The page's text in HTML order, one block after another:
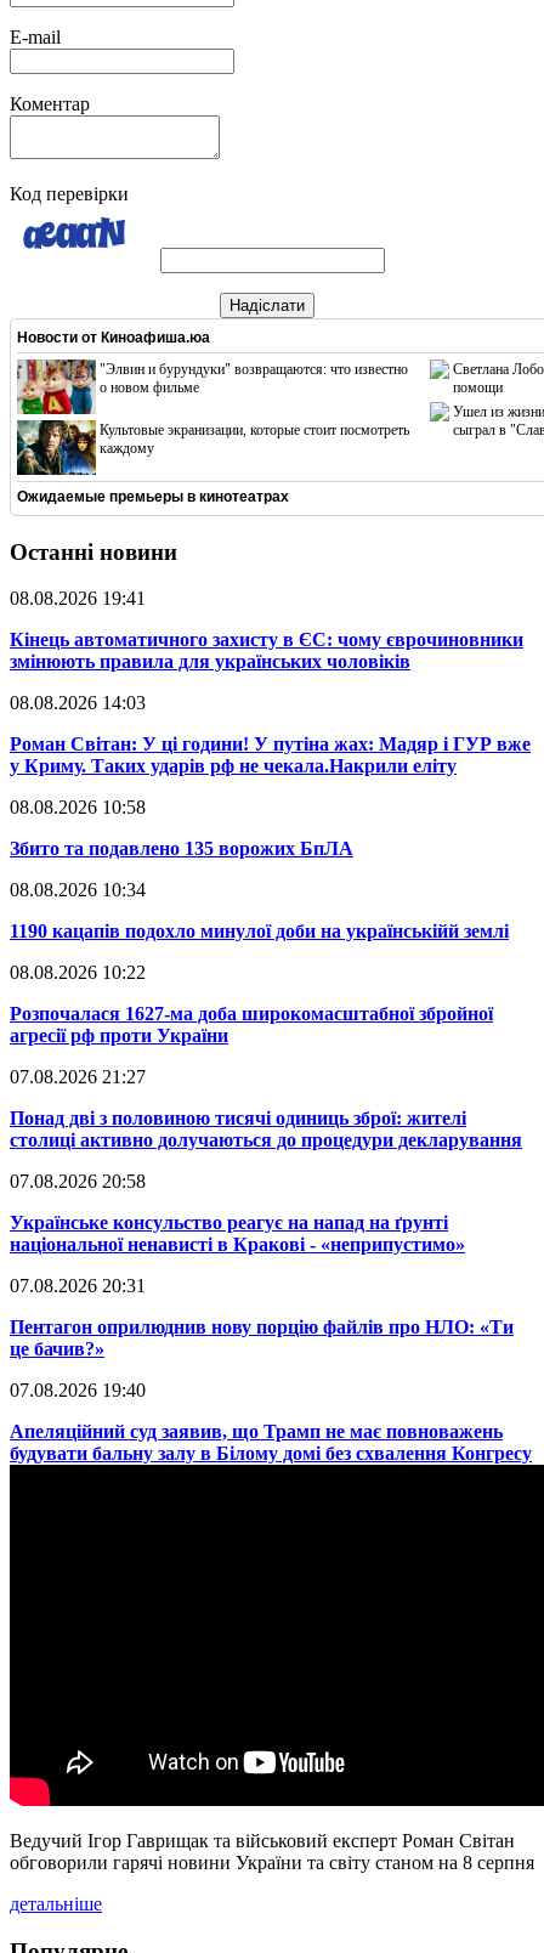
E-mail
Коментар
Код перевірки
Надіслати
Новости от Киноафиша.юа
"Элвин и бурундуки" возвращаются: что известно
о новом фильме
Культовые экранизации, которые стоит посмотреть
каждому
Светлана
помощи
Ушел из жизни
сыграл в
Ожидаемые премьеры в кинотеатрах
Останні новини
08.08.2026 19:41
​Кінець автоматичного захисту в ЄС: чому єврочиновники
змінюють правила для українських чоловіків
08.08.2026 14:03
​Роман Світан: У ці години! У путіна жах: Мадяр і ГУР вже
у Криму. Таких ударів рф не чекала.Накрили еліту
08.08.2026 10:58
​Збито та подавлено 135 ворожих БпЛА
08.08.2026 10:34
​1190 кацапів подохло минулої доби на українськійй землі
08.08.2026 10:22
​Розпочалася 1627-ма доба широкомасштабної збройної
агресії рф проти України
07.08.2026 21:27
​Понад дві з половиною тисячі одиниць зброї: жителі
столиці активно долучаються до процедури декларування
07.08.2026 20:58
​Українське консульство реагує на напад на ґрунті
національної ненависті в Кракові - «неприпустимо»
07.08.2026 20:31
​Пентагон оприлюднив нову порцію файлів про НЛО: «Ти
це бачив?»
07.08.2026 19:40
​Апеляційний суд заявив, що Трамп не має повноважень
будувати бальну залу в Білому домі без схвалення Конгресу
Ведучий Ігор Гаврищак та військовий експерт Роман Світан
обговорили гарячі новини України та світу станом на 8 серпня
детальніше